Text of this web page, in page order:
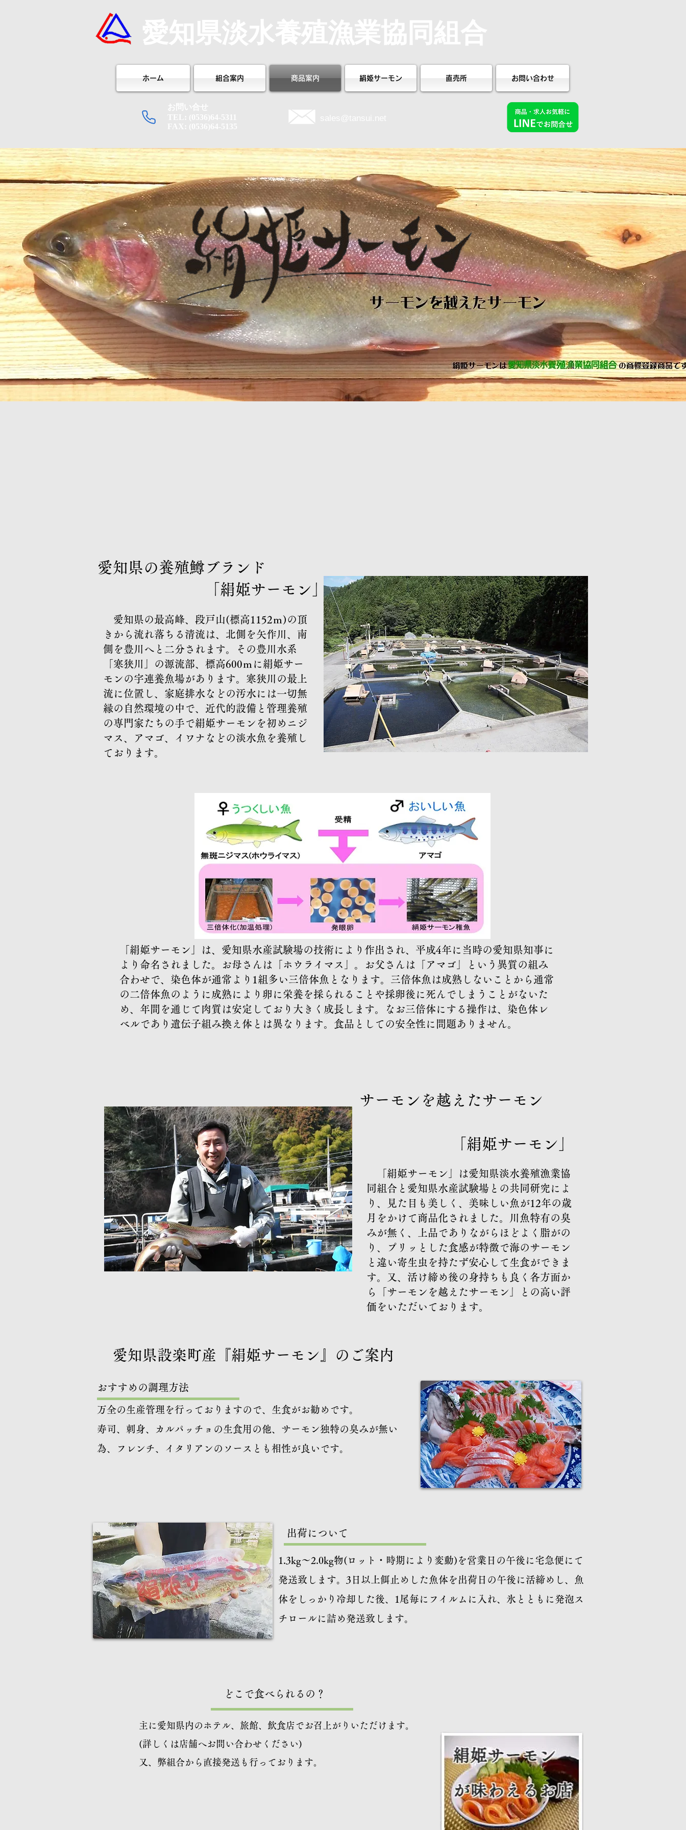
ホーム 組合案内 商品案内 絹姫サーモン 直売所 お問い合わせ
​愛知県の養殖鱒ブランド
「絹姫サーモン」
​ 愛知県の最高峰、段戸山(標高1152ｍ)の頂
きから流れ落ちる清流は、北側を矢作川、南
側を豊川へと二分されます。その豊川水系
「寒狭川」の源流部、 標高600ｍに絹姫サー
モンの宇連養魚場があります。 寒狭川の最上
流に位置し、家庭排水などの汚水には一切無
縁の自然環境の中で、近代的設備と管理養殖
の専門家たちの手で絹姫サーモンを初めニジ
マス、アマゴ、イワナなどの淡水魚を養殖し
ております。
「絹姫サーモン」は、愛知県水産試験場の技術により作出され、平成4年に当時の愛知県知事に
より命名されました。
​お母さんは「ホウライマス」。お父さんは「アマゴ」という異質の組み
合わせで、染色体が通常より1組多い三倍体魚となります。 ​​三倍体魚は成熟しないことから通常
の二倍体魚のように成熟により卵に栄養を採られることや採卵後に死んでしまうことがないた
め、年間を通じて肉質は安定しており大きく成長します。なお三倍体にする操作は、染色体レ
ベルであり遺伝子組み換え体とは異なります。食品としての安全性に問題ありません。
サーモンを越えたサーモン​
「絹姫サーモン」
​ 「絹姫サーモン」は愛知県淡水養殖漁業協
同組合と愛知県水産試験場との共同研究によ
り、見た目も美しく、美味しい魚が12年の歳
月をかけて商品化されました。川魚特有の臭
みが無く、上品でありながらほどよく脂がの
り、プリッとした食感が特徴で海のサーモン
と違い寄生虫を持たず安心して生食ができま
す。又、活け締め後の身持ちも良く各方面か
ら「サーモンを越えたサーモン」との高い評
価をいただいております。
​愛知県設楽町産『絹姫サーモン』のご案内
​おすすめの調理方法
​万全の生産管理を行っておりますので、生食がお勧めです。
寿司、刺身、カルパッチョの生食用の他、サーモン独特の臭みが無い
為、フレンチ、イタリアンのソースとも相性が良いです。
​出荷について
​1.3kg～2.0kg物(ロット・時期により変動)を営業日の午後に宅急便にて
発送致します。 ​3日以上餌止めした魚体を出荷日の午後に活締めし、魚
体をしっかり冷却した後、1尾毎にフイルムに入れ、氷とともに発泡ス
チロールに詰め発送致します。
​どこで食べられるの？
主に愛知県内のホテル、旅館、飲食店でお召上がりいただけます。
(詳しくは店舗へお問い合わせください)
​又、弊組合から直接発送も行っております。